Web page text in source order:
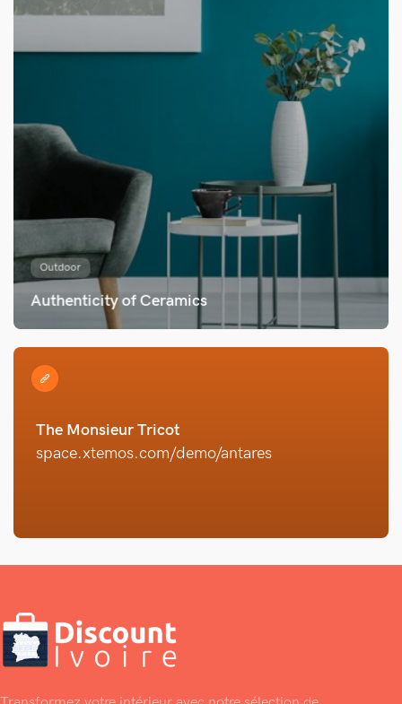
Outdoor
Authenticity of Ceramics
The Monsieur Tricot
space.xtemos.com/demo/antares